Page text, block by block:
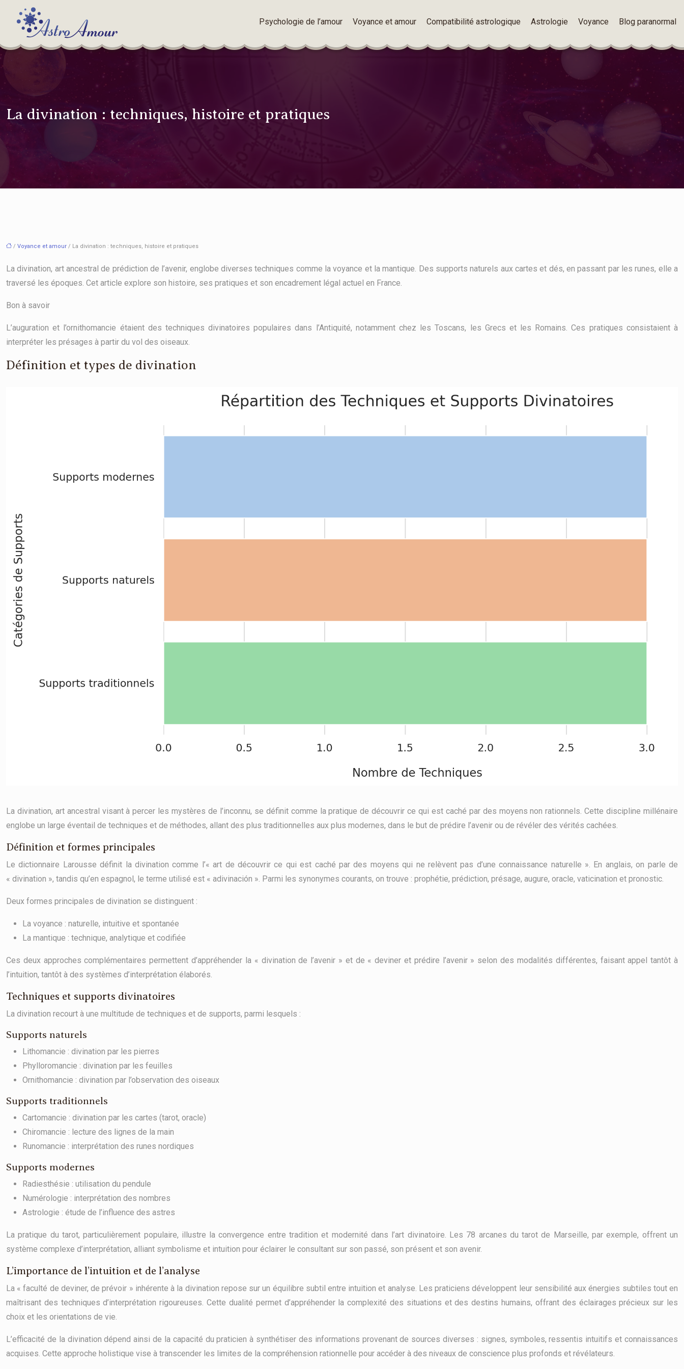
Psychologie de l’amour Voyance et amour Compatibilité astrologique Astrologie Voyance Blog paranormal
La divination : techniques, histoire et pratiques
/ Voyance et amour / La divination : techniques, histoire et pratiques
La divination, art ancestral de prédiction de l’avenir, englobe diverses techniques comme la voyance et la mantique. Des supports naturels aux cartes et dés, en passant par les runes, elle a
traversé les époques. Cet article explore son histoire, ses pratiques et son encadrement légal actuel en France.
Bon à savoir
L’auguration et l’ornithomancie étaient des techniques divinatoires populaires dans l’Antiquité, notamment chez les Toscans, les Grecs et les Romains. Ces pratiques consistaient à
interpréter les présages à partir du vol des oiseaux.
Définition et types de divination
La divination, art ancestral visant à percer les mystères de l’inconnu, se définit comme la pratique de découvrir ce qui est caché par des moyens non rationnels. Cette discipline millénaire
englobe un large éventail de techniques et de méthodes, allant des plus traditionnelles aux plus modernes, dans le but de prédire l’avenir ou de révéler des vérités cachées.
Définition et formes principales
Le dictionnaire Larousse définit la divination comme l’« art de découvrir ce qui est caché par des moyens qui ne relèvent pas d’une connaissance naturelle ». En anglais, on parle de
« divination », tandis qu’en espagnol, le terme utilisé est « adivinación ». Parmi les synonymes courants, on trouve : prophétie, prédiction, présage, augure, oracle, vaticination et pronostic.
Deux formes principales de divination se distinguent :
La voyance : naturelle, intuitive et spontanée
La mantique : technique, analytique et codifiée
Ces deux approches complémentaires permettent d’appréhender la « divination de l’avenir » et de « deviner et prédire l’avenir » selon des modalités différentes, faisant appel tantôt à
l’intuition, tantôt à des systèmes d’interprétation élaborés.
Techniques et supports divinatoires
La divination recourt à une multitude de techniques et de supports, parmi lesquels :
Supports naturels
Lithomancie : divination par les pierres
Phylloromancie : divination par les feuilles
Ornithomancie : divination par l’observation des oiseaux
Supports traditionnels
Cartomancie : divination par les cartes (tarot, oracle)
Chiromancie : lecture des lignes de la main
Runomancie : interprétation des runes nordiques
Supports modernes
Radiesthésie : utilisation du pendule
Numérologie : interprétation des nombres
Astrologie : étude de l’influence des astres
La pratique du tarot, particulièrement populaire, illustre la convergence entre tradition et modernité dans l’art divinatoire. Les 78 arcanes du tarot de Marseille, par exemple, offrent un
système complexe d’interprétation, alliant symbolisme et intuition pour éclairer le consultant sur son passé, son présent et son avenir.
L’importance de l’intuition et de l’analyse
La « faculté de deviner, de prévoir » inhérente à la divination repose sur un équilibre subtil entre intuition et analyse. Les praticiens développent leur sensibilité aux énergies subtiles tout en
maîtrisant des techniques d’interprétation rigoureuses. Cette dualité permet d’appréhender la complexité des situations et des destins humains, offrant des éclairages précieux sur les
choix et les orientations de vie.
L’efficacité de la divination dépend ainsi de la capacité du praticien à synthétiser des informations provenant de sources diverses : signes, symboles, ressentis intuitifs et connaissances
acquises. Cette approche holistique vise à transcender les limites de la compréhension rationnelle pour accéder à des niveaux de conscience plus profonds et révélateurs.